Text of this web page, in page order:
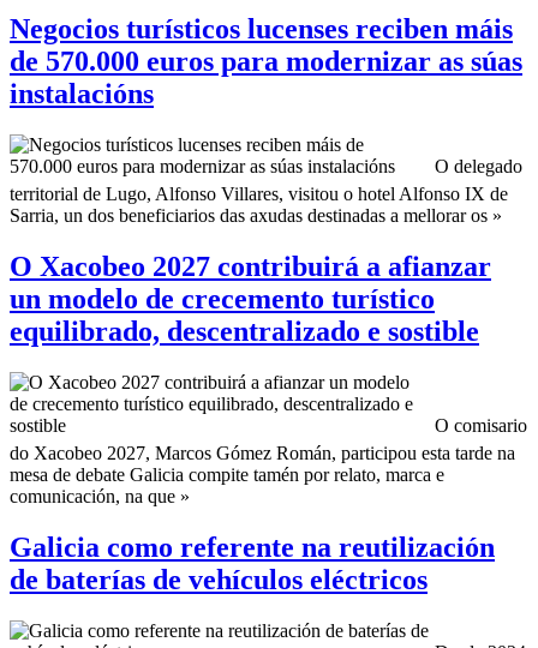
Negocios turísticos lucenses reciben máis
de 570.000 euros para modernizar as súas
instalacións
O delegado
territorial de Lugo, Alfonso Villares, visitou o hotel Alfonso IX de
Sarria, un dos beneficiarios das axudas destinadas a mellorar os »
O Xacobeo 2027 contribuirá a afianzar
un modelo de crecemento turístico
equilibrado, descentralizado e sostible
O comisario
do Xacobeo 2027, Marcos Gómez Román, participou esta tarde na
mesa de debate Galicia compite tamén por relato, marca e
comunicación, na que »
Galicia como referente na reutilización
de baterías de vehículos eléctricos